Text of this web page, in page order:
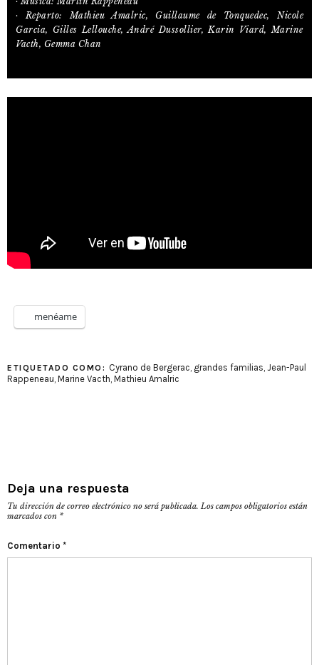
· Reparto: Mathieu Amalric, Guillaume de Tonquedec, Nicole
Garcia, Gilles Lellouche, André Dussollier, Karin Viard, Marine
Vacth, Gemma Chan
menéame
ETIQUETADO COMO: Cyrano de Bergerac, grandes familias, Jean-Paul
Rappeneau, Marine Vacth, Mathieu Amalric
Deja una respuesta
Tu dirección de correo electrónico no será publicada. Los campos obligatorios están
marcados con *
Comentario *